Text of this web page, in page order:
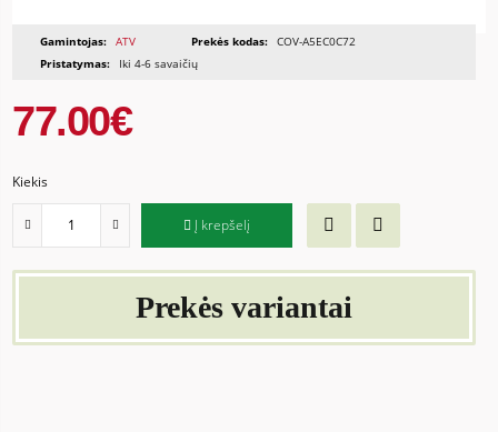
Gamintojas: ATV Prekės kodas: COV-A5EC0C72
Pristatymas:
Iki 4-6 savaičių
77.00€
Kiekis
Į krepšelį
Prekės variantai